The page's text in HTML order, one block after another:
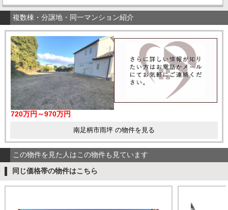
複数棟・分譲地・同一マンション紹介
720万円～970万円
南足柄市雨坪 の物件を見る
この物件を見た人はこの物件も見ています
同じ価格帯の物件はこちら